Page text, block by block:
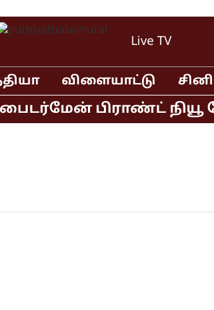
Live TV
விளையாட்டு
பிராண்ட் நியூ